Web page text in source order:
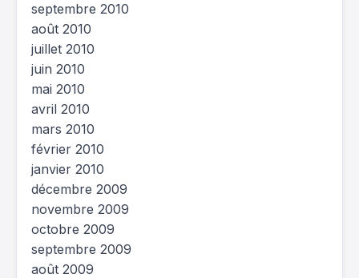
septembre 2010
août 2010
juillet 2010
juin 2010
mai 2010
avril 2010
mars 2010
février 2010
janvier 2010
décembre 2009
novembre 2009
octobre 2009
septembre 2009
août 2009